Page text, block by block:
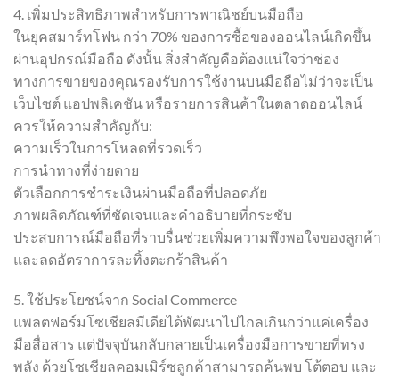
4. เพิ่มประสิทธิภาพสำหรับการพาณิชย์บนมือถือ
ในยุคสมาร์ทโฟน กว่า 70% ของการซื้อของออนไลน์เกิดขึ้น
ผ่านอุปกรณ์มือถือ ดังนั้น สิ่งสำคัญคือต้องแน่ใจว่าช่อง
ทางการขายของคุณรองรับการใช้งานบนมือถือไม่ว่าจะเป็น
เว็บไซต์ แอปพลิเคชัน หรือรายการสินค้าในตลาดออนไลน์
ควรให้ความสำคัญกับ:
ความเร็วในการโหลดที่รวดเร็ว
การนำทางที่ง่ายดาย
ตัวเลือกการชำระเงินผ่านมือถือที่ปลอดภัย
ภาพผลิตภัณฑ์ที่ชัดเจนและคำอธิบายที่กระชับ
ประสบการณ์มือถือที่ราบรื่นช่วยเพิ่มความพึงพอใจของลูกค้า
และลดอัตราการละทิ้งตะกร้าสินค้า
5. ใช้ประโยชน์จาก Social Commerce
แพลตฟอร์มโซเชียลมีเดียได้พัฒนาไปไกลเกินกว่าแค่เครื่อง
มือสื่อสาร แต่ปัจจุบันกลับกลายเป็นเครื่องมือการขายที่ทรง
พลัง ด้วยโซเชียลคอมเมิร์ซลูกค้าสามารถค้นพบ โต้ตอบ และ